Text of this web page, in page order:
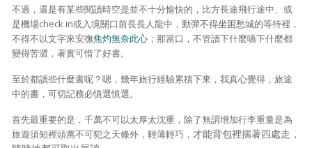
不過，還是有某些閱讀時空是並不十分愉快的，比方長途飛行途中、或
是機場check in或入境關口前長長人龍中，動彈不得坐困愁城的等待裡，
不得不以文字來安撫焦灼無奈此心 ；那當口，不管讀下什麼嚥下什麼都
變得苦澀，著實可惜了好書。
至於都讀些什麼書呢？嗯，幾年旅行經驗累積下來，我真心覺得，旅途
中的書，可切記務必慎選慎選。
首先最重要的是，千萬不可以太厚太沈重，除了無謂增加行李重量是為
旅遊須知裡頭萬不可犯之天條外，輕薄輕巧， 才能背包裡揣著四處走，